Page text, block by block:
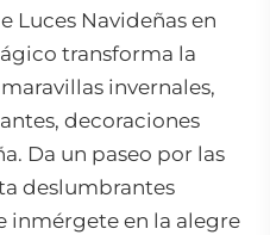
Luces Navideñas en
transforma la
invernales,
decoraciones
Da un paseo por las
deslumbrantes
inmérgete en la alegre